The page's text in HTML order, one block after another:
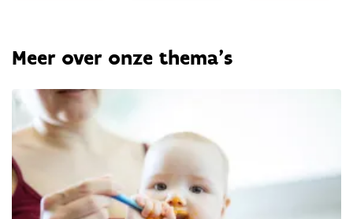
Meer over onze thema's